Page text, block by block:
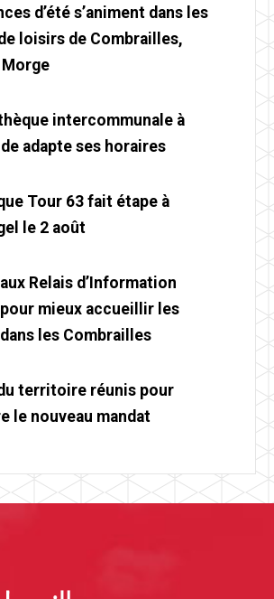
d’été s’animent dans les
loisirs de Combrailles,
intercommunale à
adapte ses horaires
Tour 63 fait étape à
le 2 août
Relais d’Information
mieux accueillir les
les Combrailles
territoire réunis pour
le nouveau mandat